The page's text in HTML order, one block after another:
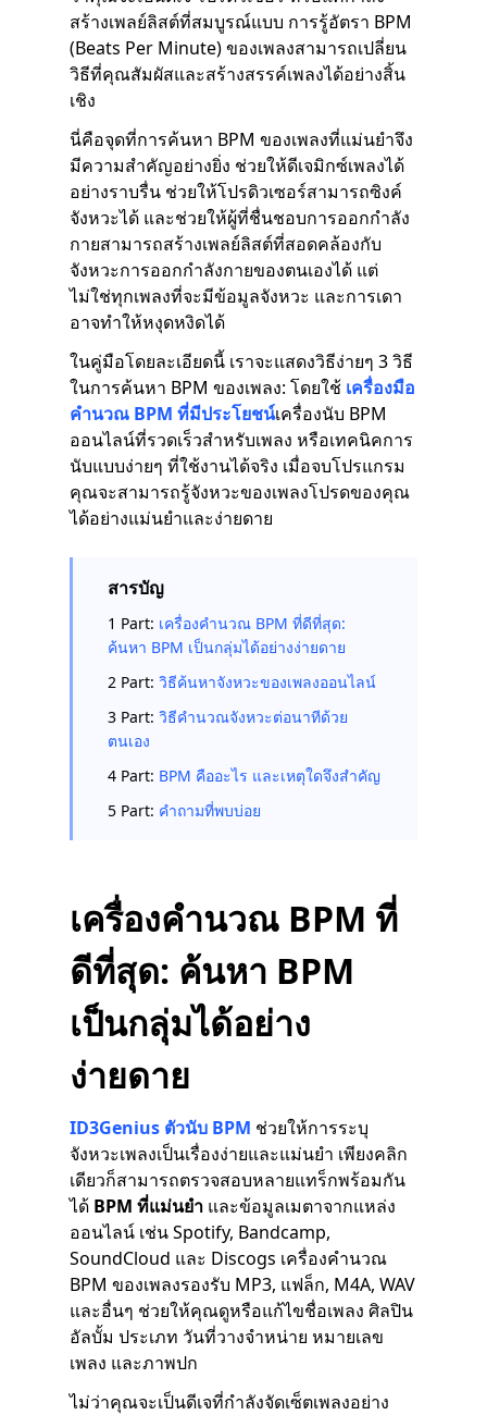
สร้างเพลย์ลิสต์ที่สมบูรณ์แบบ การรู้อัตรา BPM
(Beats Per Minute) ของเพลงสามารถเปลี่ยน
วิธีที่คุณสัมผัสและสร้างสรรค์เพลงได้อย่างสิ้น
เชิง
นี่คือจุดที่การค้นหา BPM ของเพลงที่แม่นยำจึง
มีความสำคัญอย่างยิ่ง ช่วยให้ดีเจมิกซ์เพลงได้
อย่างราบรื่น ช่วยให้โปรดิวเซอร์สามารถซิงค์
จังหวะได้ และช่วยให้ผู้ที่ชื่นชอบการออกกำลัง
กายสามารถสร้างเพลย์ลิสต์ที่สอดคล้องกับ
จังหวะการออกกำลังกายของตนเองได้ แต่
ไม่ใช่ทุกเพลงที่จะมีข้อมูลจังหวะ และการเดา
อาจทำให้หงุดหงิดได้
ในคู่มือโดยละเอียดนี้ เราจะแสดงวิธีง่ายๆ 3 วิธี
ในการค้นหา BPM ของเพลง: โดยใช้ เครื่องมือ
คำนวณ BPM ที่มีประโยชน์เครื่องนับ BPM
ออนไลน์ที่รวดเร็วสำหรับเพลง หรือเทคนิคการ
นับแบบง่ายๆ ที่ใช้งานได้จริง เมื่อจบโปรแกรม
คุณจะสามารถรู้จังหวะของเพลงโปรดของคุณ
ได้อย่างแม่นยำและง่ายดาย
สารบัญ
1 Part: เครื่องคำนวณ BPM ที่ดีที่สุด:
ค้นหา BPM เป็นกลุ่มได้อย่างง่ายดาย
2 Part: วิธีค้นหาจังหวะของเพลงออนไลน์
3 Part: วิธีคำนวณจังหวะต่อนาทีด้วย
ตนเอง
4 Part: BPM คืออะไร และเหตุใดจึงสำคัญ
5 Part: คำถามที่พบบ่อย
เครื่องคำนวณ BPM ที่
ดีที่สุด: ค้นหา BPM
เป็นกลุ่มได้อย่าง
ง่ายดาย
ID3Genius ตัวนับ BPM ช่วยให้การระบุ
จังหวะเพลงเป็นเรื่องง่ายและแม่นยำ เพียงคลิก
เดียวก็สามารถตรวจสอบหลายแทร็กพร้อมกัน
ได้ BPM ที่แม่นยำ และข้อมูลเมตาจากแหล่ง
ออนไลน์ เช่น Spotify, Bandcamp,
SoundCloud และ Discogs เครื่องคำนวณ
BPM ของเพลงรองรับ MP3, แฟล็ก, M4A, WAV
และอื่นๆ ช่วยให้คุณดูหรือแก้ไขชื่อเพลง ศิลปิน
อัลบั้ม ประเภท วันที่วางจำหน่าย หมายเลข
เพลง และภาพปก
ไม่ว่าคุณจะเป็นดีเจที่กำลังจัดเซ็ตเพลงอย่าง